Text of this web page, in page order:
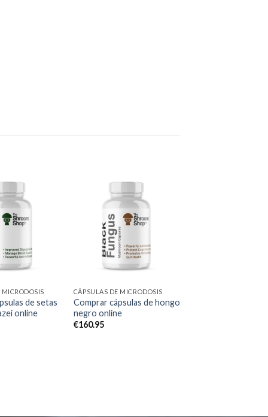
MICRODOSIS
de setas
online
CÁPSULAS DE MICRODOSIS
Comprar cápsulas de hongo
negro online
€160.95